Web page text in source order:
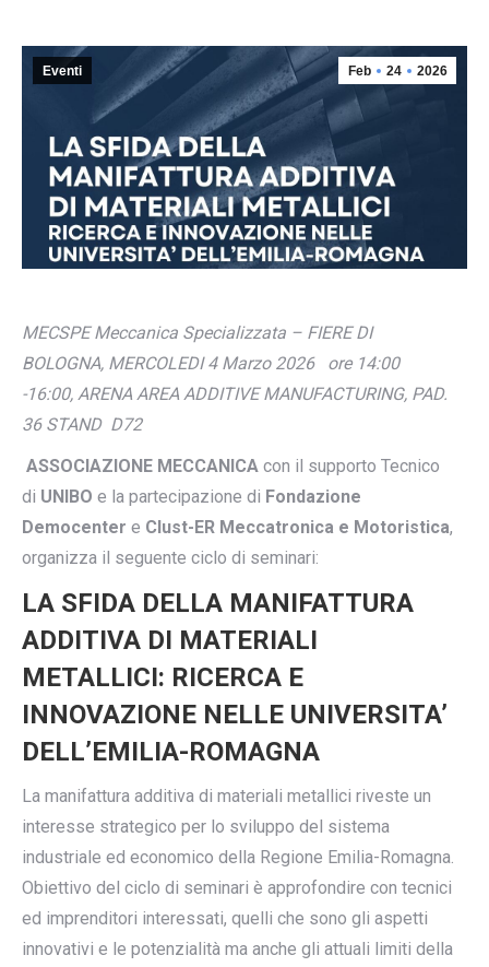
Feb 24 2026
Eventi
MECSPE Meccanica Specializzata – FIERE DI
BOLOGNA, MERCOLEDI 4 Marzo 2026 ore 14:00
-16:00, ARENA AREA ADDITIVE MANUFACTURING, PAD.
36 STAND D72
ASSOCIAZIONE MECCANICA con il supporto Tecnico
di UNIBO e la partecipazione di Fondazione
Democenter e Clust-ER Meccatronica e Motoristica,
organizza il seguente ciclo di seminari:
LA SFIDA DELLA MANIFATTURA
ADDITIVA DI MATERIALI
METALLICI: RICERCA E
INNOVAZIONE NELLE UNIVERSITA’
DELL’EMILIA-ROMAGNA
La manifattura additiva di materiali metallici riveste un
interesse strategico per lo sviluppo del sistema
industriale ed economico della Regione Emilia-Romagna.
Obiettivo del ciclo di seminari è approfondire con tecnici
ed imprenditori interessati, quelli che sono gli aspetti
innovativi e le potenzialità ma anche gli attuali limiti della